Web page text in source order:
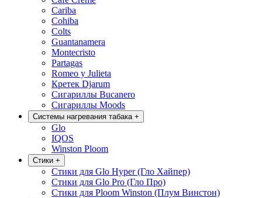
Cariba
Cohiba
Colts
Guantanamera
Montecristo
Partagas
Romeo y Julieta
Кретек Djarum
Сигариллы Bucanero
Сигариллы Moods
Системы нагревания табака +
Glo
IQOS
Winston Ploom
Стики +
Стики для Glo Hyper (Гло Хайпер)
Стики для Glo Pro (Гло Про)
Стики для Ploom Winston (Плум Винстон)